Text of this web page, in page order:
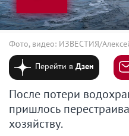
Фото, видео: ИЗВЕСТИЯ/
Перейти вДзен
После потери
пришлось
хозяйству.